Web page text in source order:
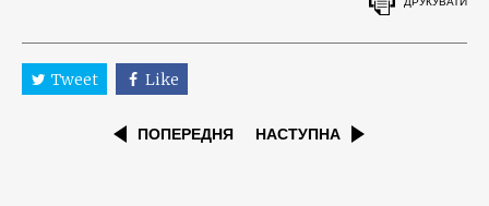
Tweet Like
ПОПЕРЕДНЯ НАСТУПНА